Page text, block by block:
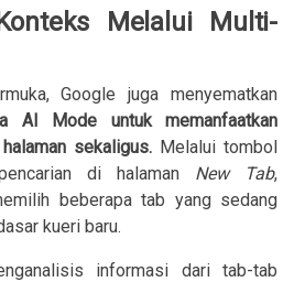
Melalui Multi-
Google juga menyematkan
AI Mode untuk memanfaatkan
sekaligus. Melalui tombol
di halaman New Tab,
beberapa tab yang sedang
kueri baru.
informasi dari tab-tab